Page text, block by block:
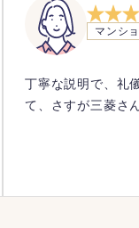
マンシ
丁寧な説明で、礼
て、さすが三菱さ